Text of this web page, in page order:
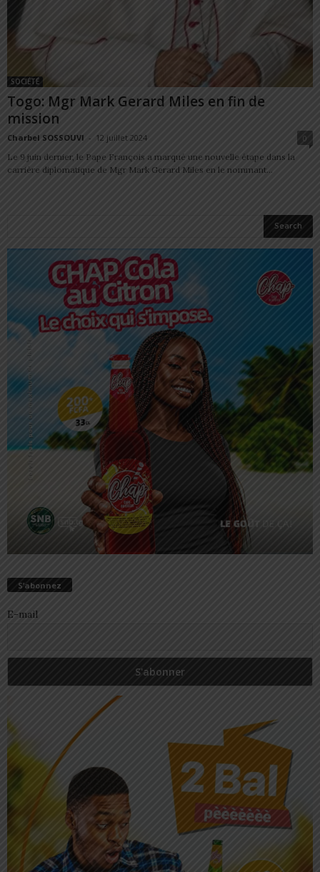
SOCIÉTÉ
Togo: Mgr Mark Gerard Miles en fin de
mission
Charbel SOSSOUVI - 12 juillet 2024
0
Le 9 juin dernier, le Pape François a marqué une nouvelle étape dans la
carrière diplomatique de Mgr Mark Gerard Miles en le nommant...
S’abonnez
E-mail